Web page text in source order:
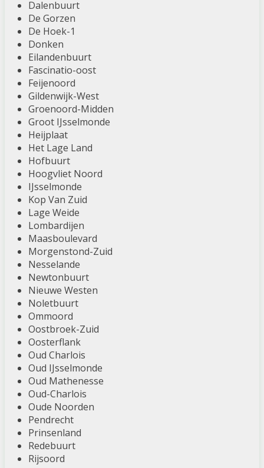
Dalenbuurt
De Gorzen
De Hoek-1
Donken
Eilandenbuurt
Fascinatio-oost
Feijenoord
Gildenwijk-West
Groenoord-Midden
Groot IJsselmonde
Heijplaat
Het Lage Land
Hofbuurt
Hoogvliet Noord
IJsselmonde
Kop Van Zuid
Lage Weide
Lombardijen
Maasboulevard
Morgenstond-Zuid
Nesselande
Newtonbuurt
Nieuwe Westen
Noletbuurt
Ommoord
Oostbroek-Zuid
Oosterflank
Oud Charlois
Oud IJsselmonde
Oud Mathenesse
Oud-Charlois
Oude Noorden
Pendrecht
Prinsenland
Redebuurt
Rijsoord